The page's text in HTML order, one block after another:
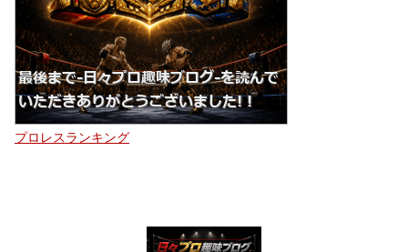
プロレスランキング